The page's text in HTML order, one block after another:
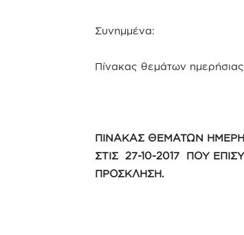
Συνημμένα:
Πίνακας θεμάτων
ΠΙΝΑΚΑΣ ΘΕΜΑΤΩΝ
ΣΤΙΣ 27-10-2017 ΠΟΥ
ΠΡΟΣΚΛΗΣΗ.